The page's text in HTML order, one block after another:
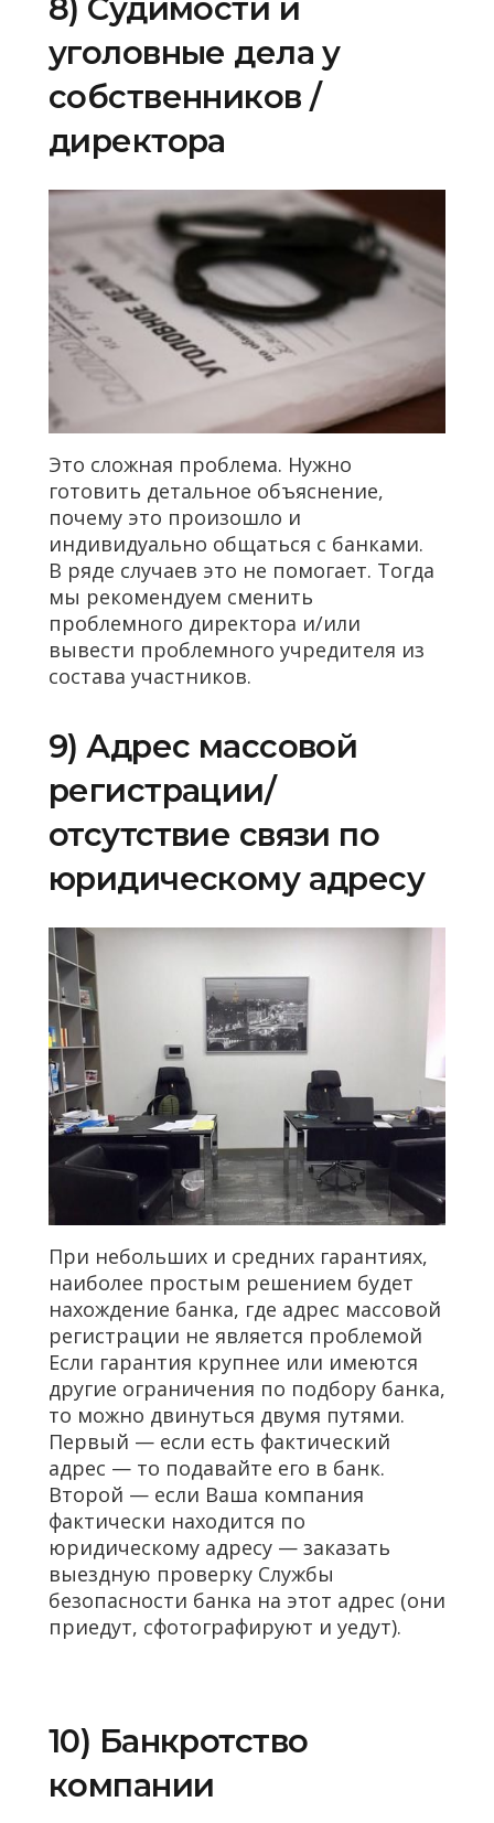
8) Судимости и
уголовные дела у
собственников /
директора
Это сложная проблема. Нужно
готовить детальное объяснение,
почему это произошло и
индивидуально общаться с банками.
В ряде случаев это не помогает. Тогда
мы рекомендуем сменить
проблемного директора и/или
вывести проблемного учредителя из
состава участников.
9) Адрес массовой
регистрации/
отсутствие связи по
юридическому адресу
При небольших и средних гарантиях,
наиболее простым решением будет
нахождение банка, где адрес массовой
регистрации не является проблемой
Если гарантия крупнее или имеются
другие ограничения по подбору банка,
то можно двинуться двумя путями.
Первый — если есть фактический
адрес — то подавайте его в банк.
Второй — если Ваша компания
фактически находится по
юридическому адресу — заказать
выездную проверку Службы
безопасности банка на этот адрес (они
приедут, сфотографируют и уедут).
10) Банкротство
компании